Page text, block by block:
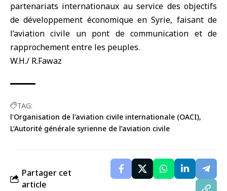
partenariats internationaux au service des objectifs
de développement économique en Syrie, faisant de
l’aviation civile un pont de communication et de
rapprochement entre les peuples.
W.H./ R.Fawaz
TAG:
l'Organisation de l'aviation civile internationale (OACI)
L’Autorité générale syrienne de l’aviation civile
Partager cet
article